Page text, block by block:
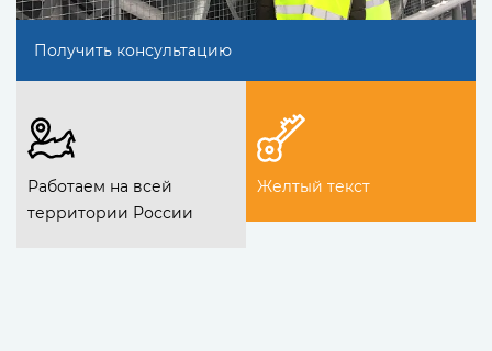
Получить консультацию
Желтый текст
Работаем на всей
территории России